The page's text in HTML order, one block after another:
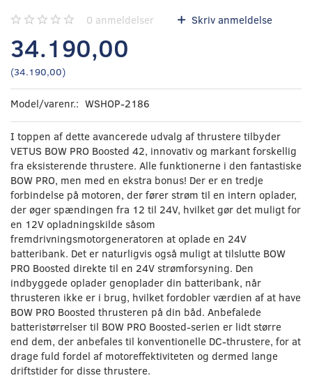
0 anmeldelser Skriv anmeldelse
34.190,00
(34.190,00)
Model/varenr.: WSHOP-2186
I toppen af dette avancerede udvalg af thrustere tilbyder
VETUS BOW PRO Boosted 42, innovativ og markant forskellig
fra eksisterende thrustere. Alle funktionerne i den fantastiske
BOW PRO, men med en ekstra bonus! Der er en tredje
forbindelse på motoren, der fører strøm til en intern oplader,
der øger spændingen fra 12 til 24V, hvilket gør det muligt for
en 12V opladningskilde såsom
fremdrivningsmotorgeneratoren at oplade en 24V
batteribank. Det er naturligvis også muligt at tilslutte BOW
PRO Boosted direkte til en 24V strømforsyning. Den
indbyggede oplader genoplader din batteribank, når
thrusteren ikke er i brug, hvilket fordobler værdien af at have
BOW PRO Boosted thrusteren på din båd. Anbefalede
batteristørrelser til BOW PRO Boosted-serien er lidt større
end dem, der anbefales til konventionelle DC-thrustere, for at
drage fuld fordel af motoreffektiviteten og dermed lange
driftstider for disse thrustere.